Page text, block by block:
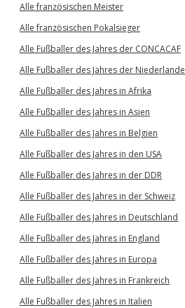
Alle französischen Meister
Alle französischen Pokalsieger
Alle Fußballer des Jahres der CONCACAF
Alle Fußballer des Jahres der Niederlande
Alle Fußballer des Jahres in Afrika
Alle Fußballer des Jahres in Asien
Alle Fußballer des Jahres in Belgien
Alle Fußballer des Jahres in den USA
Alle Fußballer des Jahres in der DDR
Alle Fußballer des Jahres in der Schweiz
Alle Fußballer des Jahres in Deutschland
Alle Fußballer des Jahres in England
Alle Fußballer des Jahres in Europa
Alle Fußballer des Jahres in Frankreich
Alle Fußballer des Jahres in Italien